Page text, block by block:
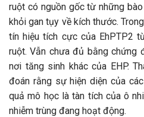
ruột có nguồn gốc từ những
khỏi gan tụy về kích thước.
tín hiệu tích cực của EhPTP2
ruột. Vẫn chưa đủ bằng chứng
nơi tăng sinh khác của EHP.
đoán rằng sự hiện diện của
quả mô học là tàn tích của ô
nhiễm trùng đang hoạt động.